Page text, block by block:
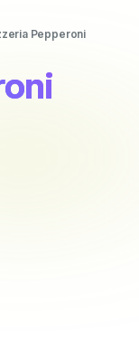
Pepperoni